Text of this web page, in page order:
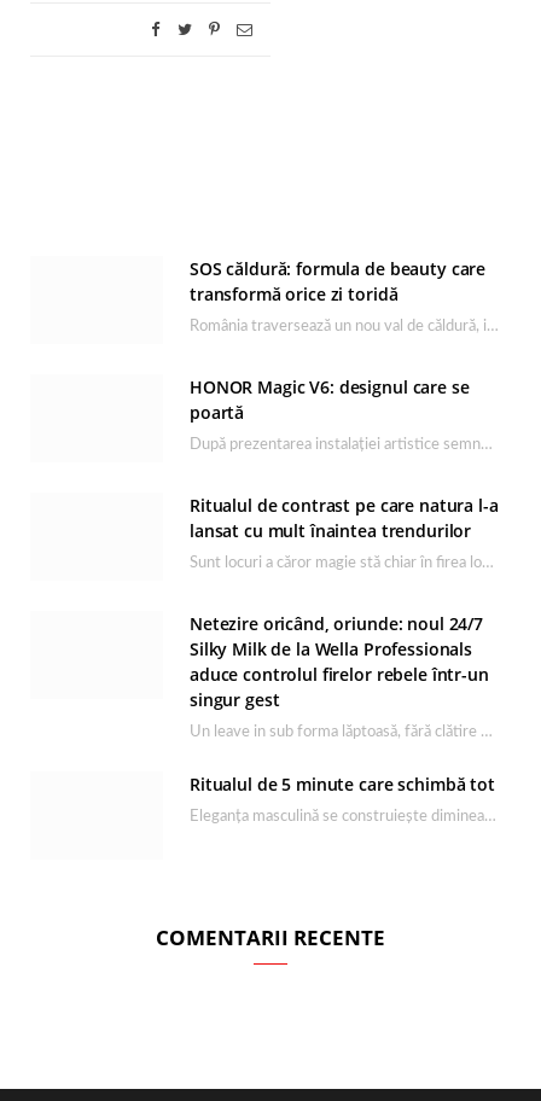
SOS căldură: formula de beauty care
transformă orice zi toridă
România traversează un nou val de căldură, iar rutina de îngrijire capătă un rol esențial…
HONOR Magic V6: designul care se
poartă
După prezentarea instalației artistice semnată de Catrinel Săbăciag în cadrul evenimentului de lansare HONOR Magic…
Ritualul de contrast pe care natura l-a
lansat cu mult înaintea trendurilor
Sunt locuri a căror magie stă chiar în firea lor naturală, iar Lacul Ursu din…
Netezire oricând, oriunde: noul 24/7
Silky Milk de la Wella Professionals
aduce controlul firelor rebele într-un
singur gest
Un leave in sub forma lăptoasă, fără clătire care completează rutina Ultimate Smooth și transformă…
Ritualul de 5 minute care schimbă tot
Eleganța masculină se construiește dimineața, în câteva minute și cu produsele potrivite. O rutină de…
COMENTARII RECENTE